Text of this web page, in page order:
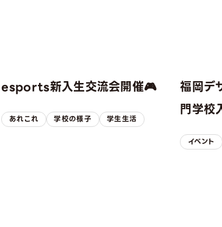
esports新入生交流会開催🎮
あれこれ 学校の様子 学生生活
福岡デ
門学校
イベント